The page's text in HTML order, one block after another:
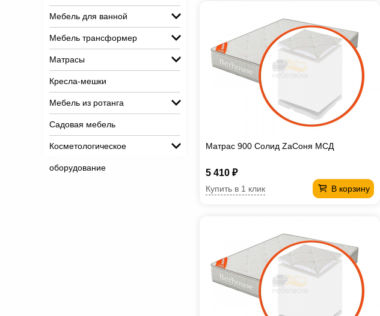
Мебель для ванной
Мебель трансформер
Матрасы
Кресла-мешки
Мебель из ротанга
Садовая мебель
Косметологическое
оборудование
Матрас 900 Солид ZaСоня МСД
5 410 ₽
В корзину
Купить в 1 клик